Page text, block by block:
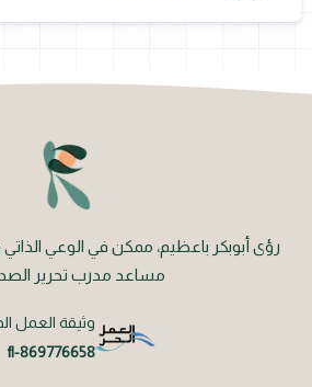
رؤى أبوبكر باعظيم، ممكن في الوعي الذاتي
مساعد مدرب تحرير
وثيقة العمل
fl-869776658